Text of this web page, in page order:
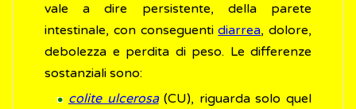
vale a dire persistente, della parete
intestinale, con conseguentidiarrea, dolore,
debolezza e perdita di peso. Le differenze
sostanziali sono:
colite ulcerosa(CU), riguarda solo quel